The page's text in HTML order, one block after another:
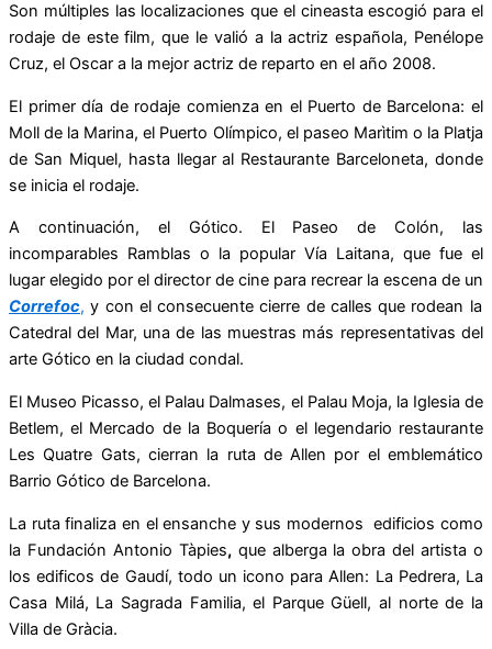
Son múltiples las localizaciones que el cineasta escogió para el
rodaje de este film, que le valió a la actriz española, Penélope
Cruz, el Oscar a la mejor actriz de reparto en el año 2008.
El primer día de rodaje comienza en el Puerto de Barcelona: el
Moll de la Marina, el Puerto Olímpico, el paseo Marìtim o la Platja
de San Miquel, hasta llegar al Restaurante Barceloneta, donde
se inicia el rodaje.
A continuación, el Gótico. El Paseo de Colón, las
incomparables Ramblas o la popular Vía Laitana, que fue el
lugar elegido por el director de cine para recrear la escena de un
Correfoc, y con el consecuente cierre de calles que rodean la
Catedral del Mar, una de las muestras más representativas del
arte Gótico en la ciudad condal.
El Museo Picasso, el Palau Dalmases, el Palau Moja, la Iglesia de
Betlem, el Mercado de la Boquería o el legendario restaurante
Les Quatre Gats, cierran la ruta de Allen por el emblemático
Barrio Gótico de Barcelona.
La ruta finaliza en el ensanche y sus modernos edificios como
la Fundación Antonio Tàpies,que alberga la obra del artista o
los edificos de Gaudí, todo un icono para Allen: La Pedrera, La
Casa Milá, La Sagrada Familia, el Parque Güell, al norte de la
Villa de Gràcia.